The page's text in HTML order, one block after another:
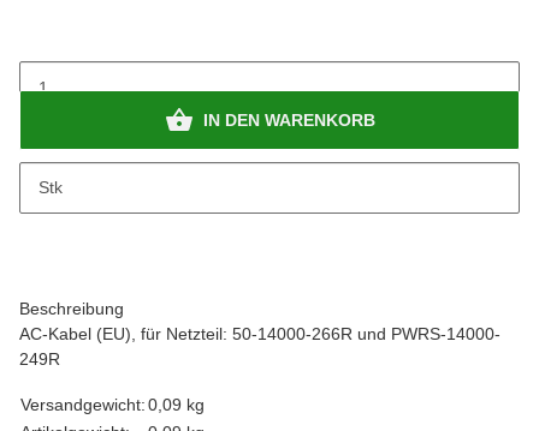
Stk
IN DEN WARENKORB
Bitte beachten Sie das Abnahmeintervall von 1 Stk.
Beschreibung
AC-Kabel (EU), für Netzteil: 50-14000-266R und PWRS-14000-
249R
Versandgewicht:0,09 kg